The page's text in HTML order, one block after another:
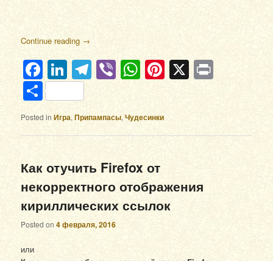
Continue reading →
Facebook
LinkedIn
Telegram
ViberWhatsApp
Pinterest
X
Отправить
Posted in Игра,Припампасы,Чудесинки
Как отучить Firefox от
некорректного отображения
кириллических ссылок
Posted on4 февраля, 2016
или